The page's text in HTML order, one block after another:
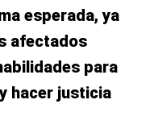
esperada, ya
afectados
para
hacer justicia